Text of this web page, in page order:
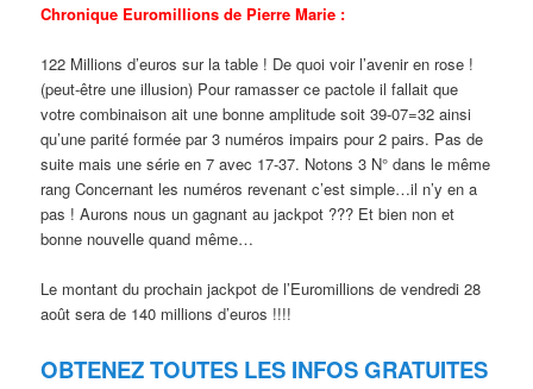
Chronique Euromillions de Pierre Marie :
122 Millions d’euros sur la table ! De quoi voir l’avenir en rose !
(peut-être une illusion) Pour ramasser ce pactole il fallait que
votre combinaison ait une bonne amplitude soit 39-07=32 ainsi
qu’une parité formée par 3 numéros impairs pour 2 pairs. Pas de
suite mais une série en 7 avec 17-37. Notons 3 N° dans le même
rang Concernant les numéros revenant c’est simple…il n’y en a
pas ! Aurons nous un gagnant au jackpot ??? Et bien non et
bonne nouvelle quand même…
Le montant du prochain jackpot de l’Euromillions de vendredi 28
août sera de 140 millions d’euros !!!!
OBTENEZ TOUTES LES INFOS GRATUITES